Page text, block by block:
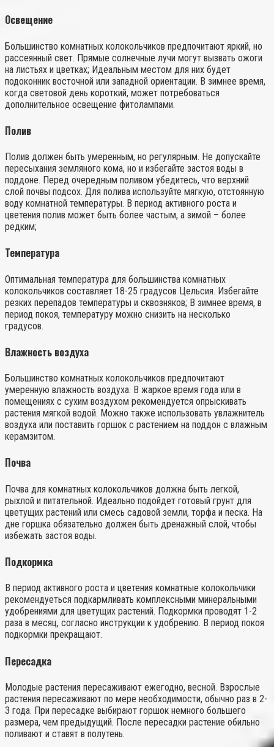
Освещение
Большинство комнатных колокольчиков предпочитают яркий, но
рассеянный свет. Прямые солнечные лучи могут вызвать ожоги
на листьях и цветках; Идеальным местом для них будет
подоконник восточной или западной ориентации. В зимнее время,
когда световой день короткий, может потребоваться
дополнительное освещение фитолампами.
Полив
Полив должен быть умеренным, но регулярным. Не допускайте
пересыхания земляного кома, но и избегайте застоя воды в
поддоне. Перед очередным поливом убедитесь, что верхний
слой почвы подсох. Для полива используйте мягкую, отстоянную
воду комнатной температуры. В период активного роста и
цветения полив может быть более частым, а зимой – более
редким;
Температура
Оптимальная температура для большинства комнатных
колокольчиков составляет 18-25 градусов Цельсия. Избегайте
резких перепадов температуры и сквозняков; В зимнее время, в
период покоя, температуру можно снизить на несколько
градусов.
Влажность воздуха
Большинство комнатных колокольчиков предпочитают
умеренную влажность воздуха. В жаркое время года или в
помещениях с сухим воздухом рекомендуется опрыскивать
растения мягкой водой. Можно также использовать увлажнитель
воздуха или поставить горшок с растением на поддон с влажным
керамзитом.
Почва
Почва для комнатных колокольчиков должна быть легкой,
рыхлой и питательной. Идеально подойдет готовый грунт для
цветущих растений или смесь садовой земли, торфа и песка. На
дне горшка обязательно должен быть дренажный слой, чтобы
избежать застоя воды.
Подкормка
В период активного роста и цветения комнатные колокольчики
рекомендуеться подкармливать комплексными минеральными
удобрениями для цветущих растений. Подкормки проводят 1-2
раза в месяц, согласно инструкции к удобрению. В период покоя
подкормки прекращают.
Пересадка
Молодые растения пересаживают ежегодно, весной. Взрослые
растения пересаживают по мере необходимости, обычно раз в 2-
3 года. При пересадке выбирают горшок немного большего
размера, чем предыдущий. После пересадки растение обильно
поливают и ставят в полутень.